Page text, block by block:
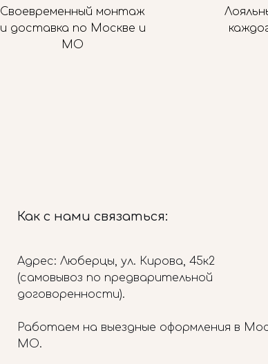
Своевременный монтаж
и доставка по Москве и
МО
Как с нами связаться:
Адрес: Люберцы, ул. Кирова, 45к2
(самовывоз по предварительной
договоренности).
Работаем на выездные оформления в
МО.